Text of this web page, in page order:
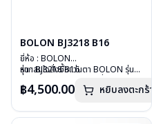
BOLON BJ3218 B16
ยี่ห้อ : BOLON
รุ่น : BJ3218 B16
เลนส์ : Demo Lenses
น้ำหนัก : 27 กรัม
หากสนใจสั่งชื้อแว่นตา BOLON รุ่น
กรุณาติดต่อเราคลิก
฿4,500.00 หยิบลงตะกร้า